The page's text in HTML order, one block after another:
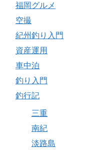
福岡グルメ
空撮
紀州釣り入門
資産運用
車中泊
釣り入門
釣行記
三重
南紀
淡路島